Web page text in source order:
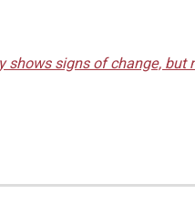
shows signs of change, but